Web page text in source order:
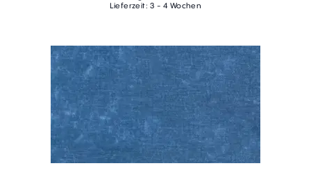
Lieferzeit: 3 - 4 Wochen